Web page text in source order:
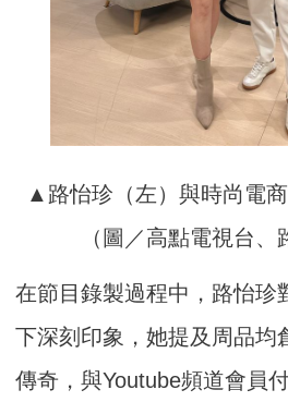
▲路怡珍（左）與時尚電商
（圖／高點電視台、
在節目錄製過程中，路怡珍
下深刻印象，她提及周品均
傳奇，與Youtube頻道會員